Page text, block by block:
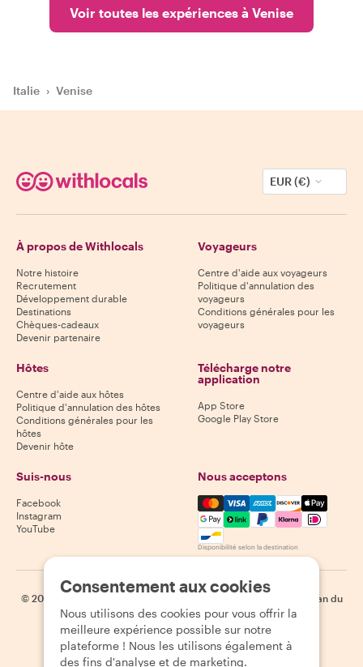
Voir toutes les expériences à Venise
Italie › Venise
EUR (€)
À propos de Withlocals
Notre histoire
Recrutement
Développement durable
Destinations
Chèques-cadeaux
Devenir partenaire
Voyageurs
Centre d'aide aux voyageurs
Politique d'annulation des
voyageurs
Conditions générales pour les
voyageurs
Hôtes
Centre d'aide aux hôtes
Politique d'annulation des hôtes
Conditions générales pour les
hôtes
Devenir hôte
Télécharge notre
application
App Store
Google Play Store
Suis-nous
Facebook
Instagram
YouTube
Nous acceptons
Mastercard, Visa, Amex,
Disponibilité selon la destination
© 2026
Plan du
site
Consentement aux cookies
Nous utilisons des cookies pour vous offrir la
meilleure expérience possible sur notre
plateforme ! Nous les utilisons également à
des fins d'analyse et de marketing.